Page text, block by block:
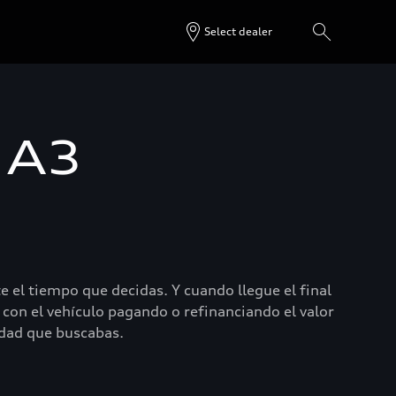
Select dealer
tiempo que decidas. Y cuando llegue el final
el vehículo pagando o refinanciando el valor
que buscabas.